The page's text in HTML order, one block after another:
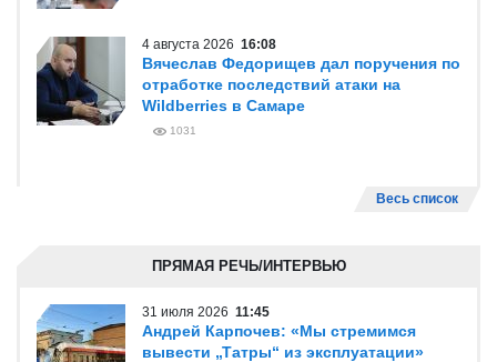
4 августа 2026 16:08
Вячеслав Федорищев дал поручения по
отработке последствий атаки на
Wildberries в Самаре
1031
Весь список
ПРЯМАЯ РЕЧЬ/ИНТЕРВЬЮ
31 июля 2026 11:45
Андрей Карпочев: «Мы стремимся
вывести „Татры“ из эксплуатации»